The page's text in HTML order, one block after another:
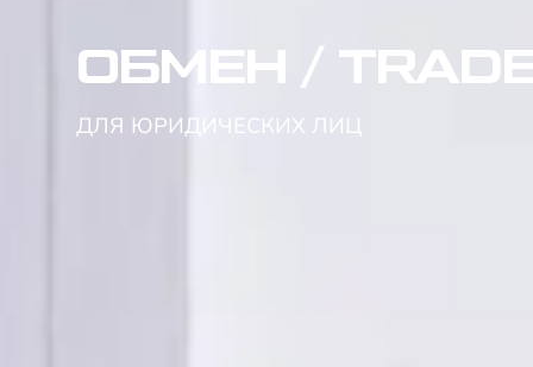
ОБМЕН /
ДЛЯ ЮРИДИЧЕСКИХ ЛИЦ